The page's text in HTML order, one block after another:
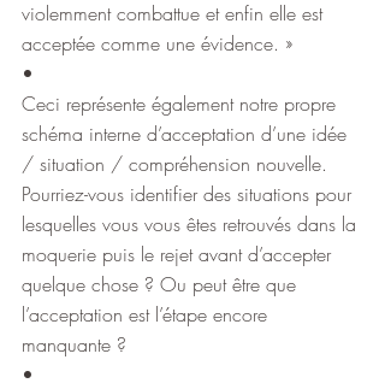
violemment combattue et enfin elle est
acceptée comme une évidence. »
•
Ceci représente également notre propre
schéma interne d’acceptation d’une idée
/ situation / compréhension nouvelle.
Pourriez-vous identifier des situations pour
lesquelles vous vous êtes retrouvés dans la
moquerie puis le rejet avant d’accepter
quelque chose ? Ou peut être que
l’acceptation est l’étape encore
manquante ?
•